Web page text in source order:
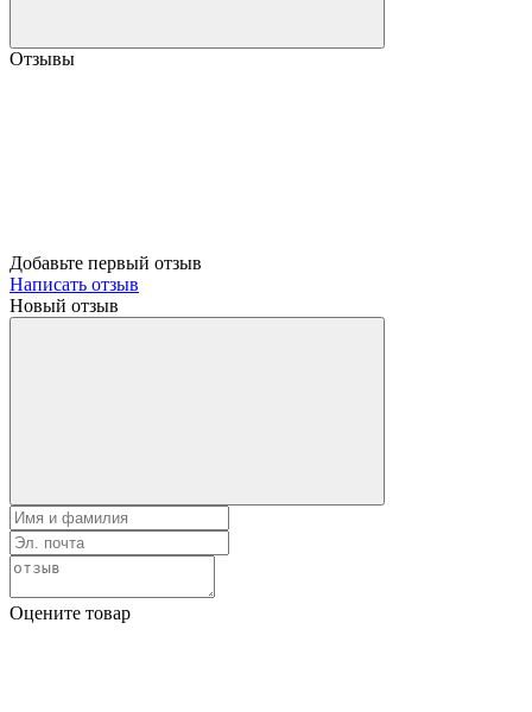
Отзывы
Добавьте первый отзыв
Написать отзыв
Новый отзыв
Оцените товар